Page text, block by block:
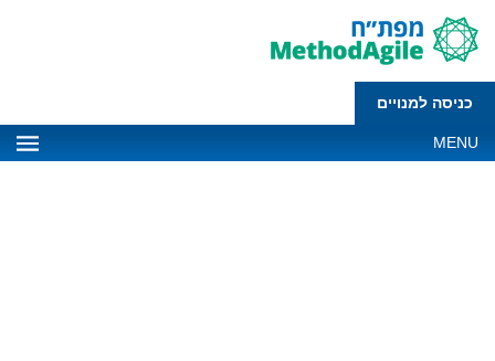
כניסה למנויים
MENU